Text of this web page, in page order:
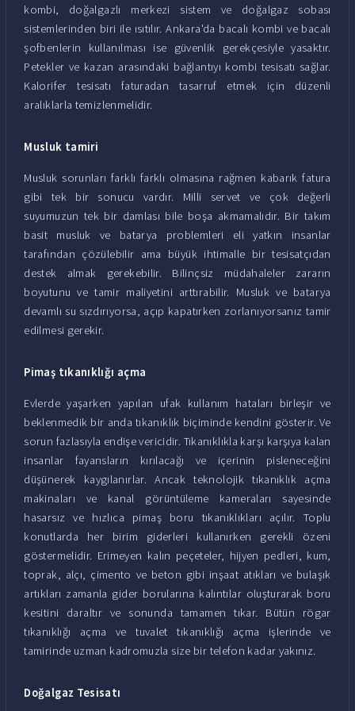
kombi, doğalgazlı merkezi sistem ve doğalgaz sobası
sistemlerinden biri ile ısıtılır. Ankara'da bacalı kombi ve bacalı
şofbenlerin kullanılması ise güvenlik gerekçesiyle yasaktır.
Petekler ve kazan arasındaki bağlantıyı kombi tesisatı sağlar.
Kalorifer tesisatı faturadan tasarruf etmek için düzenli
aralıklarla temizlenmelidir.
Musluk tamiri
Musluk sorunları farklı farklı olmasına rağmen kabarık fatura
gibi tek bir sonucu vardır. Milli servet ve çok değerli
suyumuzun tek bir damlası bile boşa akmamalıdır. Bir takım
basit musluk ve batarya problemleri eli yatkın insanlar
tarafından çözülebilir ama büyük ihtimalle bir tesisatçıdan
destek almak gerekebilir. Bilinçsiz müdahaleler zararın
boyutunu ve tamir maliyetini arttırabilir. Musluk ve batarya
devamlı su sızdırıyorsa, açıp kapatırken zorlanıyorsanız tamir
edilmesi gerekir.
Pimaş tıkanıklığı açma
Evlerde yaşarken yapılan ufak kullanım hataları birleşir ve
beklenmedik bir anda tıkanıklık biçiminde kendini gösterir. Ve
sorun fazlasıyla endişe vericidir. Tıkanıklıkla karşı karşıya kalan
insanlar fayansların kırılacağı ve içerinin pisleneceğini
düşünerek kaygılanırlar. Ancak teknolojik tıkanıklık açma
makinaları ve kanal görüntüleme kameraları sayesinde
hasarsız ve hızlıca pimaş boru tıkanıklıkları açılır. Toplu
konutlarda her birim giderleri kullanırken gerekli özeni
göstermelidir. Erimeyen kalın peçeteler, hijyen pedleri, kum,
toprak, alçı, çimento ve beton gibi inşaat atıkları ve bulaşık
artıkları zamanla gider borularına kalıntılar oluşturarak boru
kesitini daraltır ve sonunda tamamen tıkar. Bütün rögar
tıkanıklığı açma ve tuvalet tıkanıklığı açma işlerinde ve
tamirinde uzman kadromuzla size bir telefon kadar yakınız.
Doğalgaz Tesisatı